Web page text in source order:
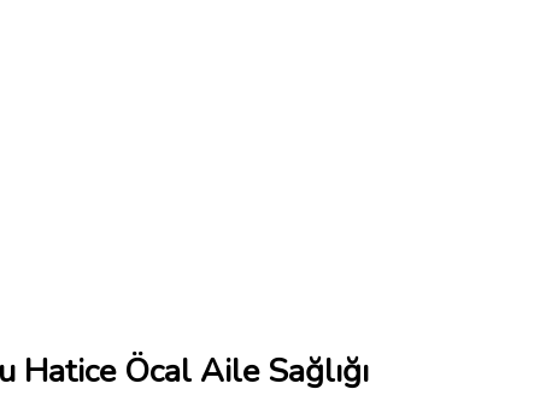
Öcal Aile Sağlığı